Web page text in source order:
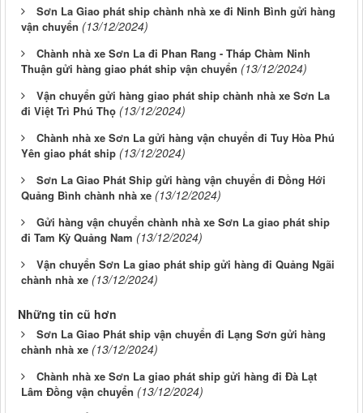
Sơn La Giao phát ship chành nhà xe đi Ninh Bình gửi hàng
vận chuyển (13/12/2024)
Chành nhà xe Sơn La đi Phan Rang - Tháp Chàm Ninh
Thuận gửi hàng giao phát ship vận chuyển (13/12/2024)
Vận chuyển gửi hàng giao phát ship chành nhà xe Sơn La
đi Việt Trì Phú Thọ (13/12/2024)
Chành nhà xe Sơn La gửi hàng vận chuyển đi Tuy Hòa Phú
Yên giao phát ship (13/12/2024)
Sơn La Giao Phát Ship gửi hàng vận chuyển đi Đồng Hới
Quảng Bình chành nhà xe (13/12/2024)
Gửi hàng vận chuyển chành nhà xe Sơn La giao phát ship
đi Tam Kỳ Quảng Nam (13/12/2024)
Vận chuyển Sơn La giao phát ship gửi hàng đi Quảng Ngãi
chành nhà xe (13/12/2024)
Những tin cũ hơn
Sơn La Giao Phát ship vận chuyển đi Lạng Sơn gửi hàng
chành nhà xe (13/12/2024)
Chành nhà xe Sơn La giao phát ship gửi hàng đi Đà Lạt
Lâm Đồng vận chuyển (13/12/2024)